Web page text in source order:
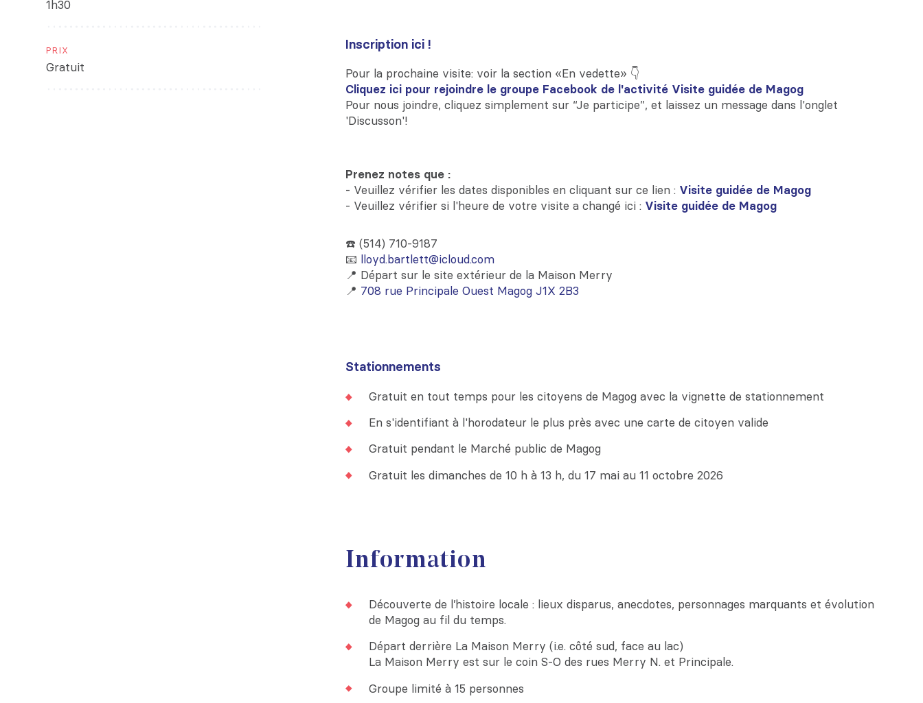
1h30
PRIX
Gratuit
Inscription ici !
Pour la prochaine visite: voir la section «En vedette» 👇
Cliquez ici pour rejoindre le groupe Facebook de l'activité Visite guidée de Magog
Pour nous joindre, cliquez simplement sur “Je participe”, et laissez un message dans l'onglet
'Discusson'!
Prenez notes que :
- Veuillez vérifier les dates disponibles en cliquant sur ce lien : Visite guidée de Magog
- Veuillez vérifier si l'heure de votre visite a changé ici : Visite guidée de Magog
☎️ (514) 710-9187
📧 lloyd.bartlett@icloud.com
📍 Départ sur le site extérieur de la Maison Merry
📍 708 rue Principale Ouest Magog J1X 2B3
Stationnements
Gratuit en tout temps pour les citoyens de Magog avec la vignette de stationnement
En s'identifiant à l'horodateur le plus près avec une carte de citoyen valide
Gratuit pendant le Marché public de Magog
Gratuit les dimanches de 10 h à 13 h, du 17 mai au 11 octobre 2026
Information
Découverte de l’histoire locale : lieux disparus, anecdotes, personnages marquants et évolution
de Magog au fil du temps.
Départ derrière La Maison Merry (i.e. côté sud, face au lac)
La Maison Merry est sur le coin S-O des rues Merry N. et Principale.
Groupe limité à 15 personnes